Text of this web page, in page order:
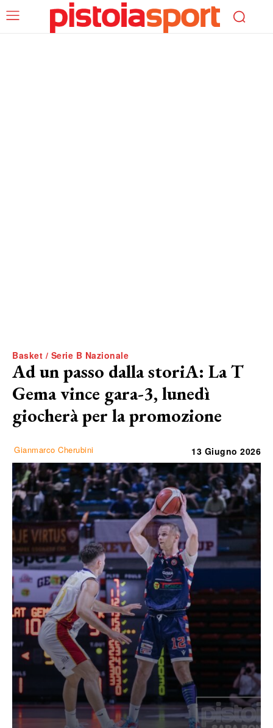
Basket / Serie B Nazionale
Ad un passo dalla storiA: La T
Gema vince gara-3, lunedì
giocherà per la promozione
Gianmarco Cherubini 13 Giugno 2026